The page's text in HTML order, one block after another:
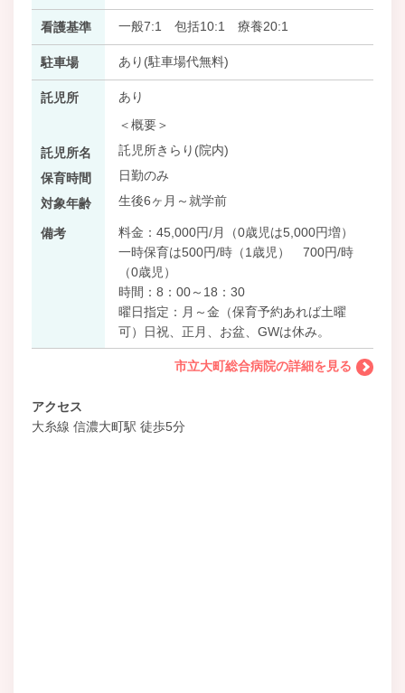
看護基準 一般7:1 包括10:1 療養20:1
駐車場 あり(駐車場代無料)
託児所
あり
＜概要＞
託児所名
託児所きらり(院内)
保育時間
日勤のみ
対象年齢
生後6ヶ月～就学前
備考
料金：45,000円/月（0歳児は5,000円増）
一時保育は500円/時（1歳児） 700円/時
（0歳児）
時間：8：00～18：30
曜日指定：月～金（保育予約あれば土曜
可）日祝、正月、お盆、GWは休み。
市立大町総合病院の詳細を見る
アクセス
大糸線 信濃大町駅 徒歩5分